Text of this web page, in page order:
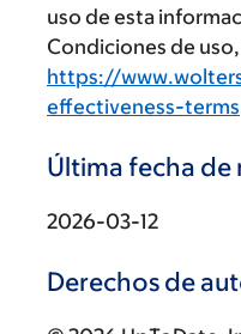
uso de esta
Condiciones de
https://
effectiveness-terms
Última fecha de
2026-03-12
Derechos de